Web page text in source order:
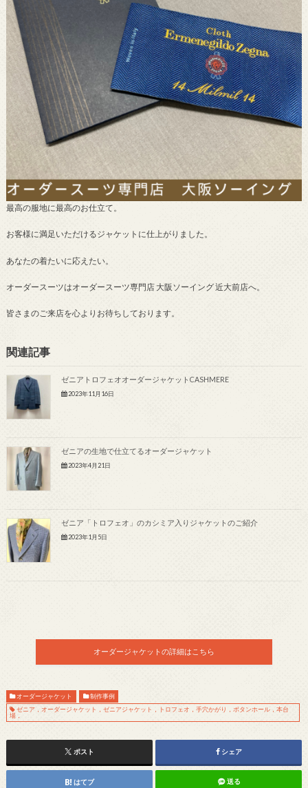
最高の服地に最高のお仕立て。
お客様に満足いただけるジャケットに仕上がりました。
あなたの着たいに応えたい。
オーダースーツはオーダースーツ専門店 大阪ソーイング 近大前店へ。
皆さまのご来店を心よりお待ちしております。
関連記事
ゼニアトロフェオオーダージャケットCASHMERE
2023年11月16日
ゼニアの生地で仕立てるオーダージャケット
2023年4月21日
ゼニア「トロフェオ」のカシミア入りジャケットのご紹介
2023年1月5日
オーダージャケットの詳細はこちら
オーダージャケット
制作事例
ゼニア，オーダージャケット，ゼニアジャケット，トロフェオ，手穴かがり，ボタンホール，本台
場，
ポスト シェア
はてブ 送る